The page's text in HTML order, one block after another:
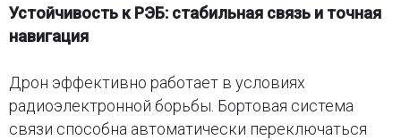
Устойчивость к РЭБ: стабильная связь и точная
навигация
Дрон эффективно работает в условиях
радиоэлектронной борьбы. Бортовая система
связи способна автоматически переключаться